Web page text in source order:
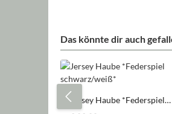
Das könnte dir auch
Produktgalerie überspringen
Jersey Haube *Federspiel
schwarz/weiß*